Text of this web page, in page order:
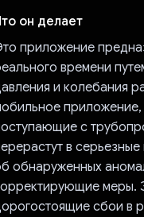
он делает
приложение
времени
и колебания
с
в
обнаруженных
меры.
сбои в